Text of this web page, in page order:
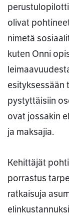
olivat
nimetä
kuten Onni
esityksessään
pystyttäisiin
ovat jossakin
ja maksajia.
Kehittäjät
porrastus
ratkaisuja